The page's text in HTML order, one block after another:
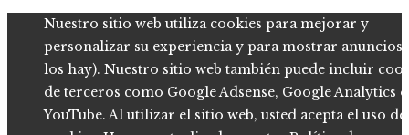
Nuestro sitio web utiliza cookies para mejorar y
personalizar su experiencia y para mostrar anuncios
los hay). Nuestro sitio web también puede incluir
de terceros como Google Adsense, Google Analytics o
YouTube. Al utilizar el sitio web, usted acepta el uso de